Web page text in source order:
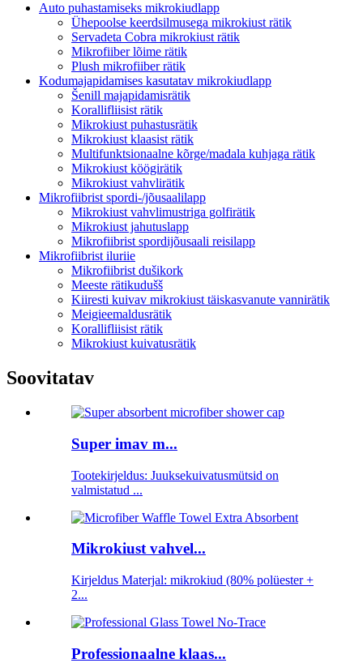
Auto puhastamiseks mikrokiudlapp
Ühepoolse keerdsilmusega mikrokiust rätik
Servadeta Cobra mikrokiust rätik
Mikrofiiber lõime rätik
Plush mikrofiiber rätik
Kodumajapidamises kasutatav mikrokiudlapp
Šenill majapidamisrätik
Korallifliisist rätik
Mikrokiust puhastusrätik
Mikrokiust klaasist rätik
Multifunktsionaalne kõrge/madala kuhjaga rätik
Mikrokiust köögirätik
Mikrokiust vahvlirätik
Mikrofiibrist spordi-/jõusaalilapp
Mikrokiust vahvlimustriga golfirätik
Mikrokiust jahutuslapp
Mikrofiibrist spordijõusaali reisilapp
Mikrofiibrist iluriie
Mikrofiibrist dušikork
Meeste rätikudušš
Kiiresti kuivav mikrokiust täiskasvanute vannirätik
Meigieemaldusrätik
Korallifliisist rätik
Mikrokiust kuivatusrätik
Soovitatav
Super imav m...
Tootekirjeldus: Juuksekuivatusmütsid on
valmistatud ...
Mikrokiust vahvel...
Kirjeldus Materjal: mikrokiud (80% polüester +
2...
Professionaalne klaas...